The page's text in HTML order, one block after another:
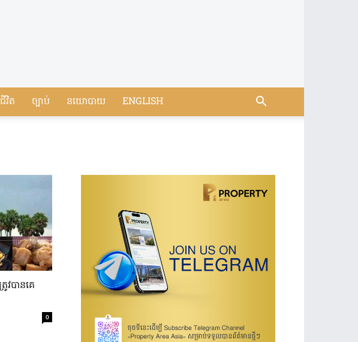
វិត ច្បាប់ នយោបាយ ENGLISH
បានគេ
0